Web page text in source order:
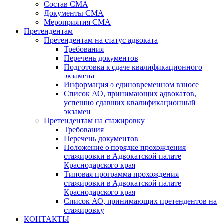
Состав СМА
Документы СМА
Мероприятия СМА
Претендентам
Претендентам на статус адвоката
Требования
Перечень документов
Подготовка к сдаче квалификационного
экзамена
Информация о единовременном взносе
Список АО, принимающих адвокатов,
успешно сдавших квалификационный
экзамен
Претендентам на стажировку
Требования
Перечень документов
Положение о порядке прохождения
стажировки в Адвокатской палате
Краснодарского края
Типовая программа прохождения
стажировки в Адвокатской палате
Краснодарского края
Список АО, принимающих претендентов на
стажировку
КОНТАКТЫ